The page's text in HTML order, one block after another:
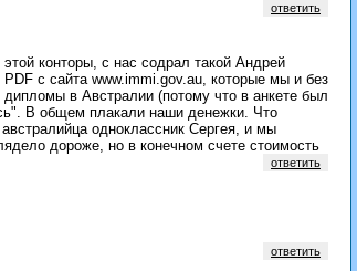
ответить
конторы, с нас содрал такой Андрей
с сайта www.immi.gov.au, которые мы и без
в Австралии (потому что в анкете был
В общем плакали наши денежки. Что
одноклассник Сергея, и мы
дороже, но в конечном счете стоимость
ответить
ответить